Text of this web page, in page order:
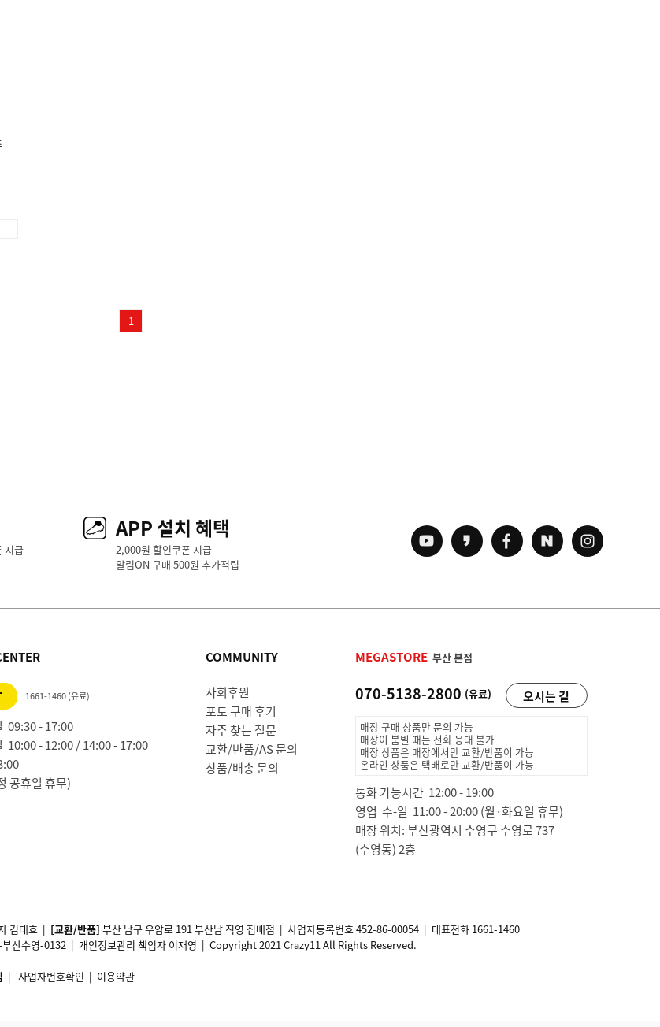
1
지급
APP 설치 혜택
2,000원 할인쿠폰 지급
알림ON 구매 500원 추가적립
1661-1460 (유료)
09:30 - 17:00
10:00 - 12:00 / 14:00 - 17:00
공휴일 휴무)
COMMUNITY
사회후원
포토 구매 후기
자주 찾는 질문
교환/반품/AS 문의
상품/배송 문의
MEGASTORE 부산 본점
070-5138-2800 (유료) 오시는 길
매장 구매 상품만 문의 가능
매장이 붐빌 때는 전화 응대 불가
매장 상품은 매장에서만 교환/반품이 가능
온라인 상품은 택배로만 교환/반품이 가능
통화 가능시간 12:00 - 19:00
영업 수-일 11:00 - 20:00 (월·화요일 휴무)
매장 위치: 부산광역시 수영구 수영로 737
(수영동) 2층
김태효 | [교환/반품] 부산 남구 우암로 191 부산남 직영 집배점 | 사업자등록번호452-86-00054 | 대표전화 1661-1460
부산수영-0132 | 개인정보관리 책임자 이재영 | Copyright 2021 Crazy11 All Rights Reserved.
| 사업자번호확인 | 이용약관